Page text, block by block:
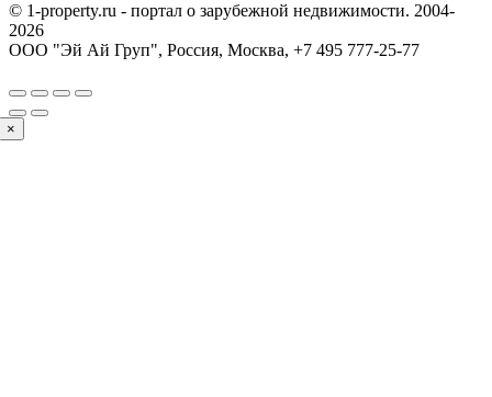
© 1-property.ru - портал о зарубежной недвижимости. 2004-
2026
ООО "Эй Ай Груп", Россия, Москва, +7 495 777-25-77
×